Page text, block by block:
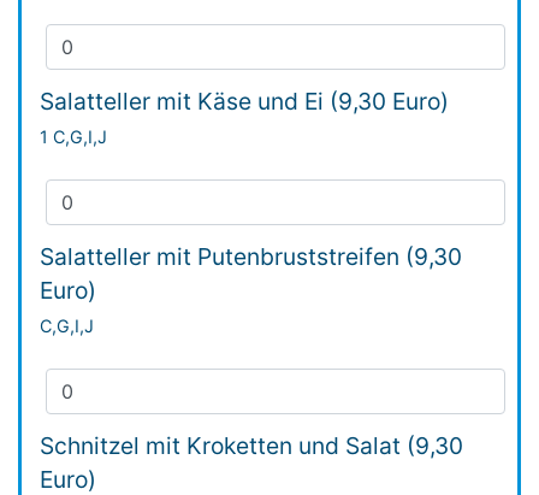
Salatteller mit Käse und Ei (9,30 Euro)
1 C,G,I,J
Salatteller mit Putenbruststreifen (9,30
Euro)
C,G,I,J
Schnitzel mit Kroketten und Salat (9,30
Euro)